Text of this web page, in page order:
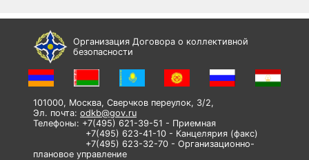
Организация Договора о коллективной
безопасности
101000, Москва, Сверчков переулок, 3/2,
Эл. почта: odkb@gov.ru
Телефоны: +7(495) 621-39-51 - Приемная
+7(495) 623-41-10 - Канцелярия (факс)
+7(495) 623-32-70 - Организационно-
плановое управление